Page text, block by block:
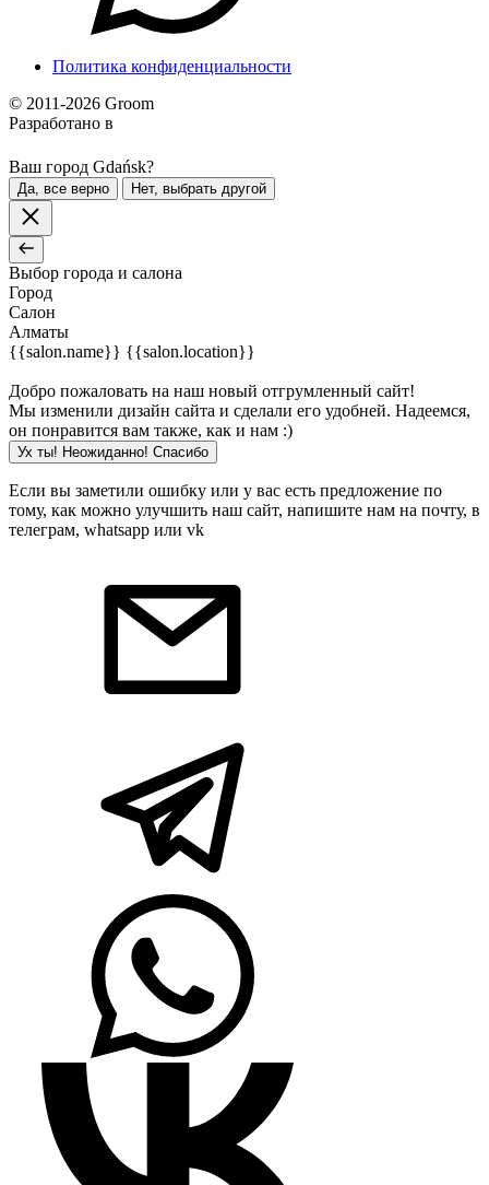
Политика конфиденциальности
© 2011-2026 Groom
Разработано в
Ваш город Gdańsk?
Да, все верно Нет, выбрать другой
Выбор города и салона
Город
Салон
Алматы
{{salon.name}} {{salon.location}}
Добро пожаловать на наш новый отгрумленный сайт!
Мы изменили дизайн сайта и сделали его удобней. Надеемся,
он понравится вам также, как и нам :)
Ух ты! Неожиданно! Cпасибо
Если вы заметили ошибку или у вас есть предложение по
тому, как можно улучшить наш сайт, напишите нам на почту, в
телеграм, whatsapp или vk